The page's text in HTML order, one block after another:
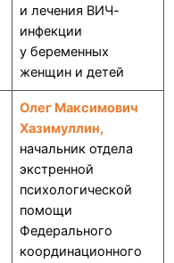
и лечения ВИЧ-
инфекции
у беременных
женщин и детей
Олег Максимович
Хазимуллин,
начальник отдела
экстренной
психологической
помощи
Федерального
координационного